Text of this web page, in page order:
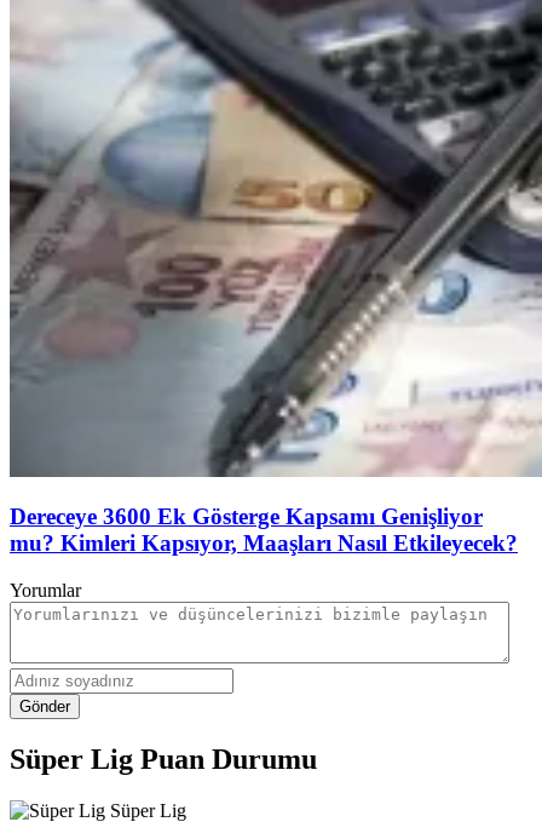
Dereceye 3600 Ek Gösterge Kapsamı Genişliyor
mu? Kimleri Kapsıyor, Maaşları Nasıl Etkileyecek?
Yorumlar
Gönder
Süper Lig Puan Durumu
Süper Lig